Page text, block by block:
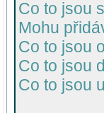
Co to jsou
Mohu
Co to jsou
Co to jsou
Co to jsou